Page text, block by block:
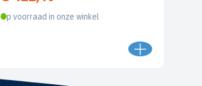
Op voorraad in onze winkel